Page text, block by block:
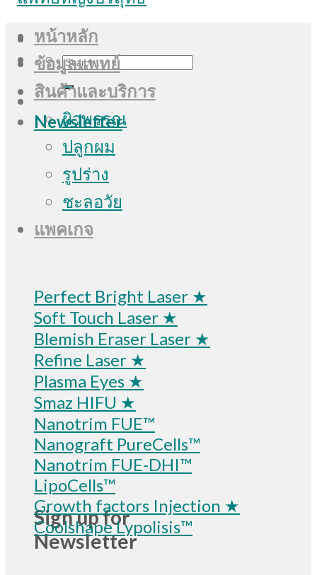
Search
for:
Newsletter
Sign up for
Newsletter
หน้าหลัก
ข้อมูลแพทย์
สินค้าและบริการ
ผิวพรรณ
ปลูกผม
รูปร่าง
ชะลอวัย
แพคเกจ
Perfect Bright Laser ★
Soft Touch Laser ★
Blemish Eraser Laser ★
Refine Laser ★
Plasma Eyes ★
Smaz HIFU ★
Nanotrim FUE™
Nanograft PureCells™
Nanotrim FUE-DHI™
LipoCells™
Growth factors Injection ★
Coolshape Lypolisis™